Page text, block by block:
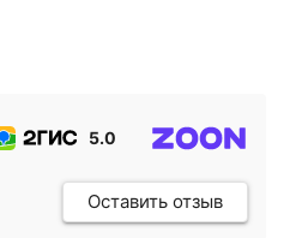
5.0
Оставить отзыв